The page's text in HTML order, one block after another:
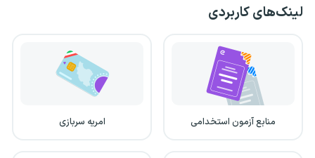
لینک‌های کاربردی
منابع آزمون استخدامی امریه سربازی